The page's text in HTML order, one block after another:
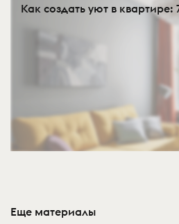
Как создать уют в
Еще материалы